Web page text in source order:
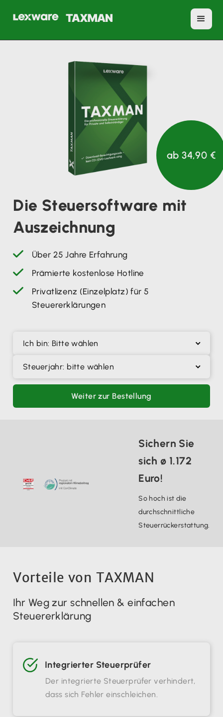
ab 34,90 €
Die Steuersoftware mit
Auszeichnung
Über 25 Jahre Erfahrung
Prämierte kostenlose Hotline
Privatlizenz (Einzelplatz) für 5
Steuererklärungen
Ich bin: Bitte wählen
Steuerjahr: bitte wählen
Weiter zur Bestellung
Sichern Sie
sich ∅ 1.172
Euro!
So hoch ist die
durchschnittliche
Steuerrückerstattung.
Vorteile von TAXMAN
Ihr Weg zur schnellen & einfachen
Steuererklärung
Integrierter Steuerprüfer
Der integrierte Steuerprüfer verhindert,
dass sich Fehler einschleichen.